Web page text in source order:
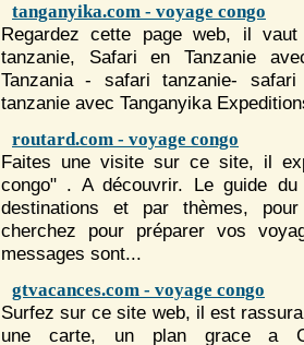
tanganyika.com - voyage congo
Regardez cette page web, il
tanzanie, Safari en Tanzanie
Tanzania - safari tanzanie-
tanzanie avec Tanganyika
routard.com - voyage congo
Faites une visite sur ce site, il
congo" . A découvrir. Le guide
destinations et par thèmes,
cherchez pour préparer vos
messages sont...
gtvacances.com - voyage congo
Surfez sur ce site web, il est
une carte, un plan grace a